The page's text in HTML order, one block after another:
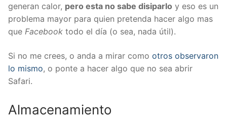
generan calor, pero esta no sabe disiparlo y eso es un
problema mayor para quien pretenda hacer algo mas
que Facebook todo el día (o sea, nada útil).
Si no me crees, o anda a mirar como otros observaron
lo mismo, o ponte a hacer algo que no sea abrir
Safari.
Almacenamiento